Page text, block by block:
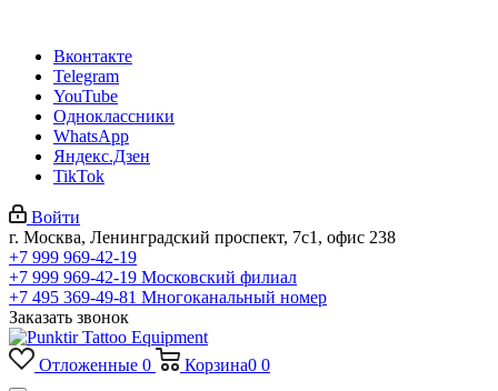
Вконтакте
Telegram
YouTube
Одноклассники
WhatsApp
Яндекс.Дзен
TikTok
Войти
г. Москва, Ленинградский проспект, 7с1, офис 238
+7 999 969-42-19
+7 999 969-42-19 Московский филиал
+7 495 369-49-81 Многоканальный номер
Заказать звонок
Отложенные 0 Корзина0 0